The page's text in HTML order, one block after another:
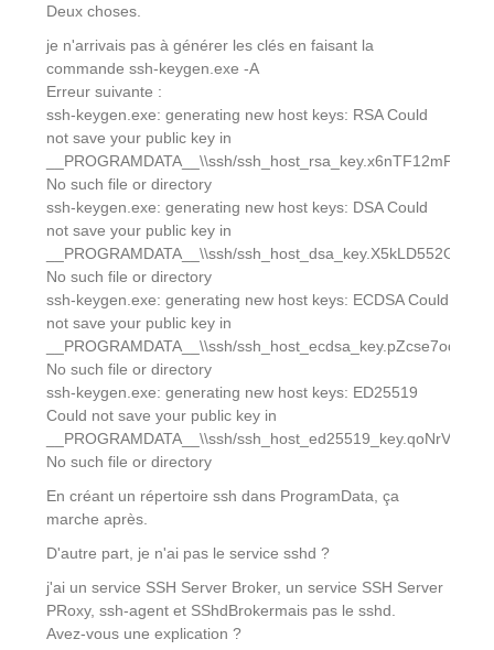
Deux choses.
je n'arrivais pas à générer les clés en faisant la
commande ssh-keygen.exe -A
Erreur suivante :
ssh-keygen.exe: generating new host keys: RSA Could
not save your public key in
__PROGRAMDATA__\\ssh/ssh_host_rsa_key.x6nTF12mPR:
No such file or directory
ssh-keygen.exe: generating new host keys: DSA Could
not save your public key in
__PROGRAMDATA__\\ssh/ssh_host_dsa_key.X5kLD552GA:
No such file or directory
ssh-keygen.exe: generating new host keys: ECDSA Could
not save your public key in
__PROGRAMDATA__\\ssh/ssh_host_ecdsa_key.pZcse7oqcM:
No such file or directory
ssh-keygen.exe: generating new host keys: ED25519
Could not save your public key in
__PROGRAMDATA__\\ssh/
No such file or directory
En créant un répertoire ssh dans ProgramData, ça
marche après.
D'autre part, je n'ai pas le service sshd ?
j'ai un service SSH Server Broker, un service SSH Server
PRoxy, ssh-agent et SShdBrokermais pas le sshd.
Avez-vous une explication ?